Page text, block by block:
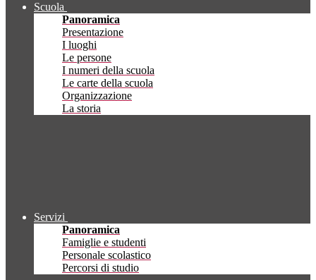
Scuola
Panoramica
Presentazione
I luoghi
Le persone
I numeri della scuola
Le carte della scuola
Organizzazione
La storia
Servizi
Panoramica
Famiglie e studenti
Personale scolastico
Percorsi di studio